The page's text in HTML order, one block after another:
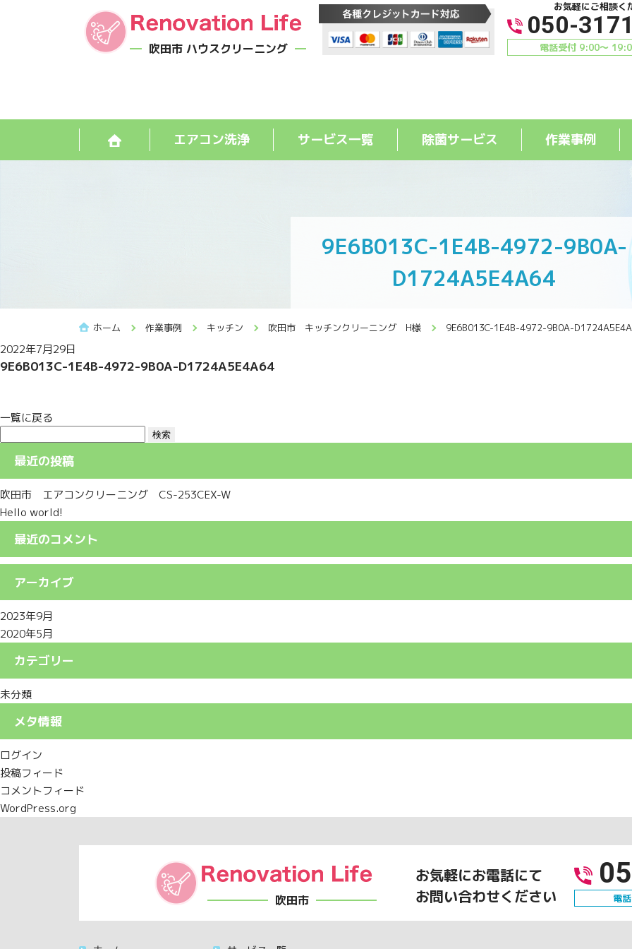
吹田市 ハウスクリーニング
お気軽にご相談く
050-
電話受付 9:00〜
エアコン洗浄 サービス一覧 除菌サービス 作業事例
9E6B013C-1E4B-4972-9B0A-
D1724A5E4A64
ホーム 作業事例 キッチン 吹田市 キッチンクリーニング H様 9E6B013C-1E4B-4972-9B0A-
2022年7月29日
9E6B013C-1E4B-4972-9B0A-D1724A5E4A64
一覧に戻る
最近の投稿
吹田市 エアコンクリーニング CS-253CEX-W
Hello world!
最近のコメント
アーカイブ
2023年9月
2020年5月
カテゴリー
未分類
メタ情報
ログイン
投稿フィード
コメントフィード
WordPress.org
吹田市
お気軽にお電話にて
お問い合わせください
電